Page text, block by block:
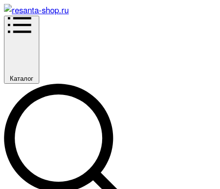
Каталог